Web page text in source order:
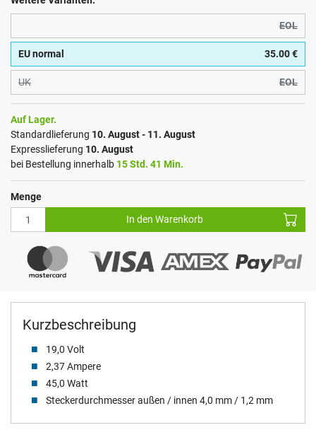
Kurzbeschreibung
19,0 Volt
2,37 Ampere
45,0 Watt
Steckerdurchmesser außen / innen 4,0 mm / 1,2 mm
EOL
EU normal 35.00 €
UK EOL
Auf Lager.
Standardlieferung 10. August - 11. August
Expresslieferung 10. August
bei Bestellung innerhalb 15 Std. 41 Min.
Menge
In den Warenkorb